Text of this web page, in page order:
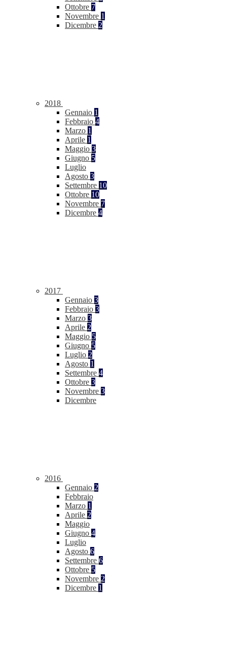
Ottobre 7
Novembre 1
Dicembre 2
2018
Gennaio 1
Febbraio 4
Marzo 1
Aprile 1
Maggio 3
Giugno 5
Luglio
Agosto 3
Settembre 10
Ottobre 10
Novembre 7
Dicembre 4
2017
Gennaio 3
Febbraio 3
Marzo 3
Aprile 2
Maggio 5
Giugno 5
Luglio 2
Agosto 1
Settembre 4
Ottobre 3
Novembre 3
Dicembre
2016
Gennaio 2
Febbraio
Marzo 1
Aprile 2
Maggio
Giugno 4
Luglio
Agosto 6
Settembre 6
Ottobre 5
Novembre 2
Dicembre 1